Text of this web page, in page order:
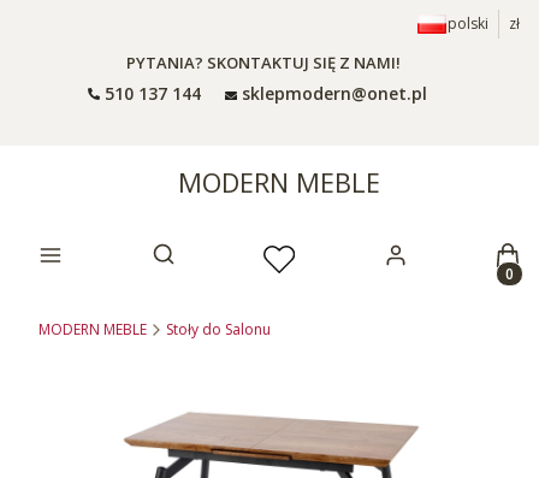
polski zł
PYTANIA? SKONTAKTUJ SIĘ Z NAMI!
510 137 144 sklepmodern@onet.pl
MODERN MEBLE
Otwórz wyszukiwarkę
MODERN MEBLE Stoły do Salonu